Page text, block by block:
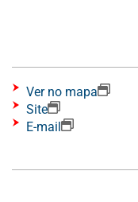
Ver no mapa
Site
E-mail